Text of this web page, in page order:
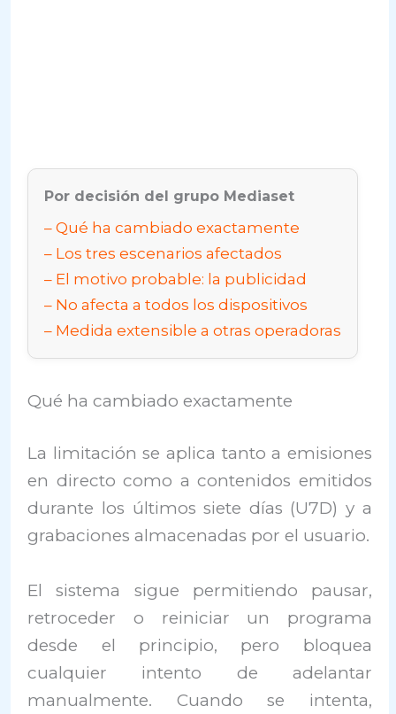
Por decisión del grupo Mediaset
Qué ha cambiado exactamente
Los tres escenarios afectados
El motivo probable: la publicidad
No afecta a todos los dispositivos
Medida extensible a otras operadoras
Qué ha cambiado exactamente
La limitación se aplica tanto a emisiones
en directo como a contenidos emitidos
durante los últimos siete días (U7D) y a
grabaciones almacenadas por el usuario.
El sistema sigue permitiendo pausar,
retroceder o reiniciar un programa
desde el principio, pero bloquea
cualquier intento de adelantar
manualmente. Cuando se intenta,